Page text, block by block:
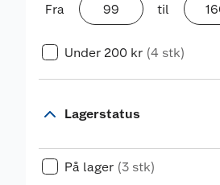
Fra til
Under 200 kr (4 stk)
Lagerstatus
På lager (3 stk)